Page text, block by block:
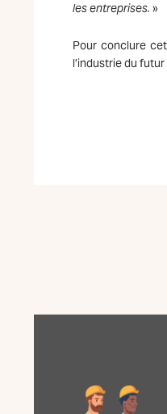
les entreprises. »
Pour conclure
l’industrie du